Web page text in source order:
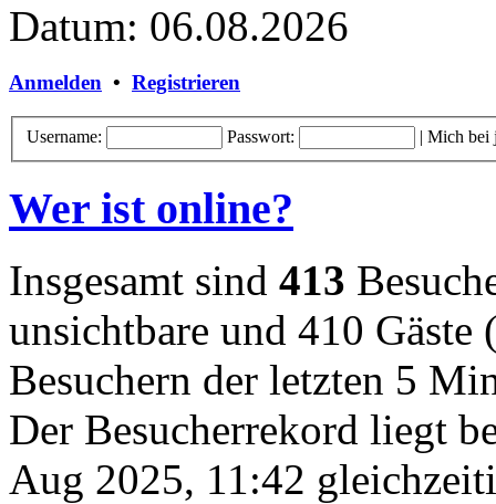
Datum: 06.08.2026
Anmelden • Registrieren
Username: Passwort: | Mich bei
Wer ist online?
Insgesamt sind 413
unsichtbare und 410 Gäste
Besuchern der letzten 5
Der Besucherrekord liegt
Aug 2025, 11:42